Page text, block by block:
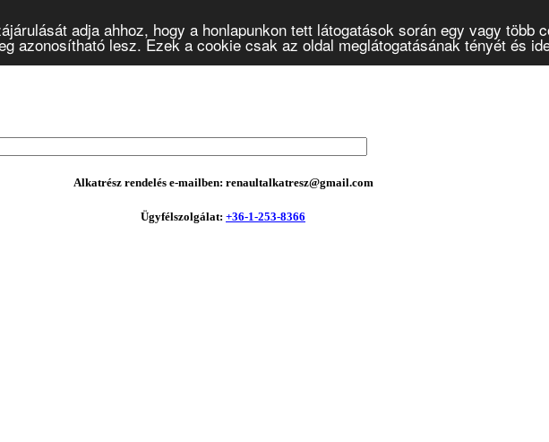
adja ahhoz, hogy a honlapunkon tett látogatások során egy vagy több
azonosítható lesz. Ezek a cookie csak az oldal meglátogatásának tényét és
Alkatrész rendelés e-mailben: renaultalkatresz@gmail.com
Ügyfélszolgálat: +36-1-253-8366